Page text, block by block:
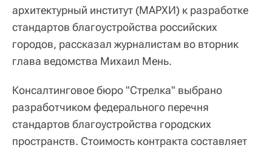
архитектурный институт (МАРХИ) к разработке
стандартов благоустройства российских
городов, рассказал журналистам во вторник
глава ведомства Михаил Мень.
Консалтинговое бюро "Стрелка" выбрано
разработчиком федерального перечня
стандартов благоустройства городских
пространств. Стоимость контракта составляет